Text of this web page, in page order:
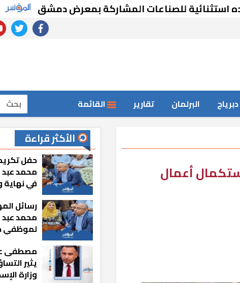
للصناعات المشاركة بمعرض دمشق
facebook
twitter
دبرياج البرلمان تقارير القائمة بحث
أعمال
الأكثر قراءة
حفل
محمد
في نهاية
رسائل
محمد
لموظفي
مشيت
رجعت
مصطفى
يثير
وزارة